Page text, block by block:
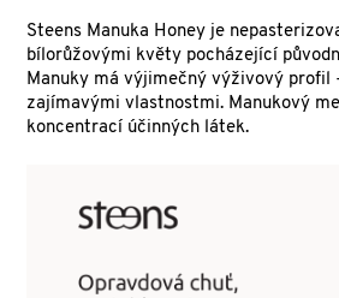
Steens Manuka Honey je
bílorůžovými květy pocházející
Manuky má výjimečný výživový profil
zajímavými vlastnostmi. Manukový
koncentrací účinných látek.